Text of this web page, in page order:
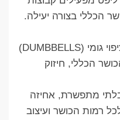
הכללי בצורה יעילה.
משקולת יד משושה שחור עם ציפוי גומי (DUMBBELLS)
הכללי, חיזוק
מתפשרת, אחיזה
רמות הכושר ועיצוב